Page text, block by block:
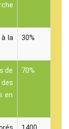
la
30%
de
en
70%
1400